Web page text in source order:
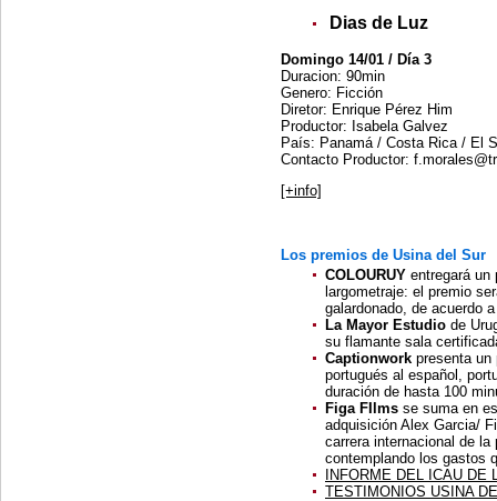
Dias de Luz
Domingo 14/01 / Día 3
Duracion: 90min
Genero: Ficción
Diretor: Enrique Pérez Him
Productor: Isabela Galvez
País: Panamá / Costa Rica / El
Contacto Productor:
[+info]
Los premios de Usina del Sur
COLOURUY entregará un
largometraje: el premio
galardonado, de acuerdo
La Mayor Estudio de
su flamante sala
Captionwork presenta un
portugués al español,
duración de hasta 100
Figa FIlms se suma en
adquisición Alex Garcia/
carrera internacional de
contemplando los gastos
INFORME DEL ICAU DE
TESTIMONIOS USINA